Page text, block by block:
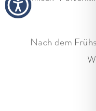
Nach dem